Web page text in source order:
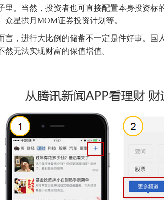
里。当然，投资者也可直接配置本身投资标
众星拱月MOM证券投资计划等。
，进行大比例的储蓄不一定是件好事。国
然无法实现财富的保值增值。